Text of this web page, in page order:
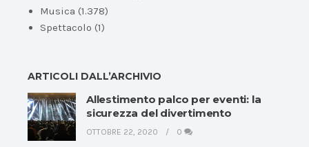
Musica (1.378)
Spettacolo (1)
ARTICOLI DALL’ARCHIVIO
Allestimento palco per eventi: la
sicurezza del divertimento
OTTOBRE 22, 2020 0